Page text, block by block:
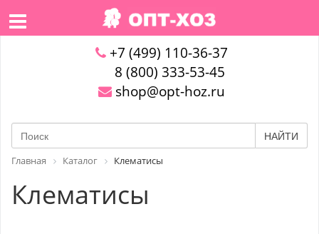
+7 (499) 110-36-37
8 (800) 333-53-45
shop@opt-hoz.ru
НАЙТИ
Главная Каталог Клематисы
Клематисы